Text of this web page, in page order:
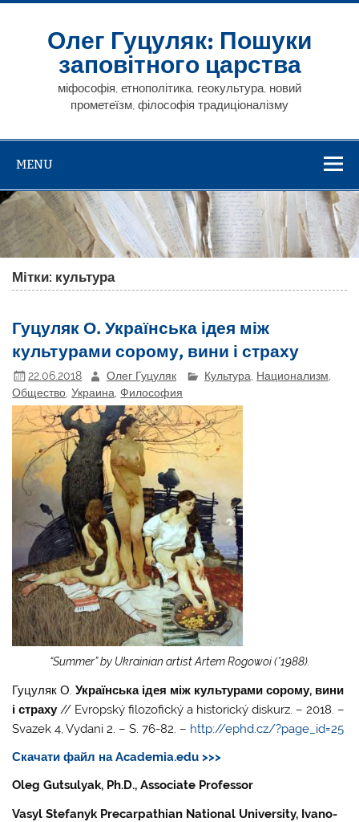
Skip
Олег Гуцуляк: Пошуки
заповітного царства
міфософія, етнополітика, геокультура, новий
прометеїзм, філософія традиціоналізму
MENU
Мітки: культура
Гуцуляк О. Українська ідея між
культурами сорому, вини і страху
22.06.2018 Олег Гуцуляк Культура Национализм
Общество ,Украина ,Философия
“Summer” by Ukrainian artist Artem Rogowoi (*1988).
Гуцуляк О.Українська ідея між культурами сорому, вини
і страху // Evropský filozofický a historický diskurz. – 2018. –
Svazek 4, Vydani 2. – S. 76-82. – http://ephd.cz/?page_id=25
Скачати файл на Academia.edu >>>
Oleg Gutsulyak, Ph.D., Associate Professor
Vasyl Stefanyk Precarpathian National University, Ivano-